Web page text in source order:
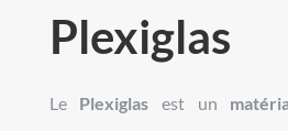
Plexiglas
Le Plexiglas est un